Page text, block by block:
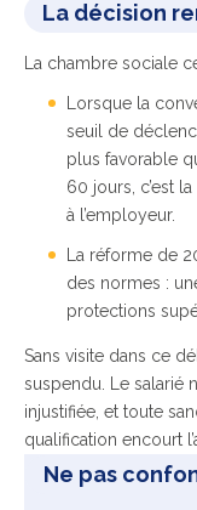
La décision
La chambre sociale
Lorsque la
seuil de
plus favorable
60 jours, c’est
à l’employeur.
La réforme de
des normes :
protections
Sans visite dans ce
suspendu. Le salarié
injustifiée, et toute
qualification encourt
Ne pas